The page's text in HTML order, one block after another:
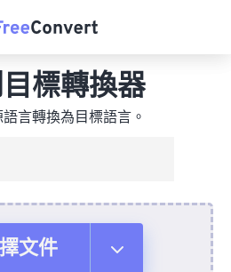
標轉換器
言轉換為目標語言。
文件